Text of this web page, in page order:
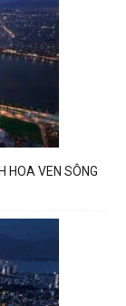
HOA VEN SÔNG